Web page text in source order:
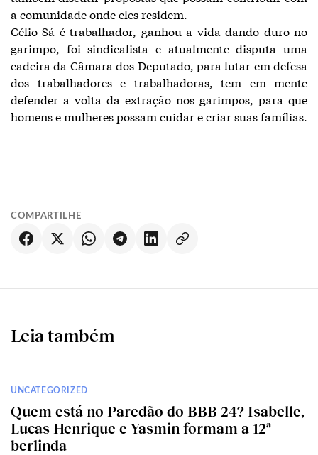
a comunidade onde eles residem.
Célio Sá é trabalhador, ganhou a vida dando duro no
garimpo, foi sindicalista e atualmente disputa uma
cadeira da Câmara dos Deputado, para lutar em defesa
dos trabalhadores e trabalhadoras, tem em mente
defender a volta da extração nos garimpos, para que
homens e mulheres possam cuidar e criar suas famílias.
COMPARTILHE
Leia também
UNCATEGORIZED
Quem está no Paredão do BBB 24? Isabelle,
Lucas Henrique e Yasmin formam a 12ª
berlinda